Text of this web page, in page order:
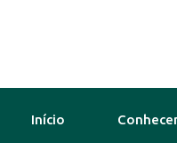
Início